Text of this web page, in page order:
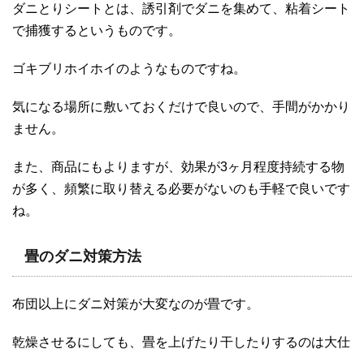
ダニとりシートとは、誘引剤でダニを集めて、粘着シート
で捕獲するというものです。
ゴキブリホイホイのようなものですね。
気になる場所に敷いておくだけで良いので、手間がかかり
ません。
また、商品にもよりますが、効果が3ヶ月程度持続する物
が多く、頻繁に取り替える必要がないのも手軽で良いです
ね。
畳のダニ対策方法
布団以上にダニ対策が大変なのが畳です。
乾燥させるにしても、畳を上げたり干したりするのは大仕